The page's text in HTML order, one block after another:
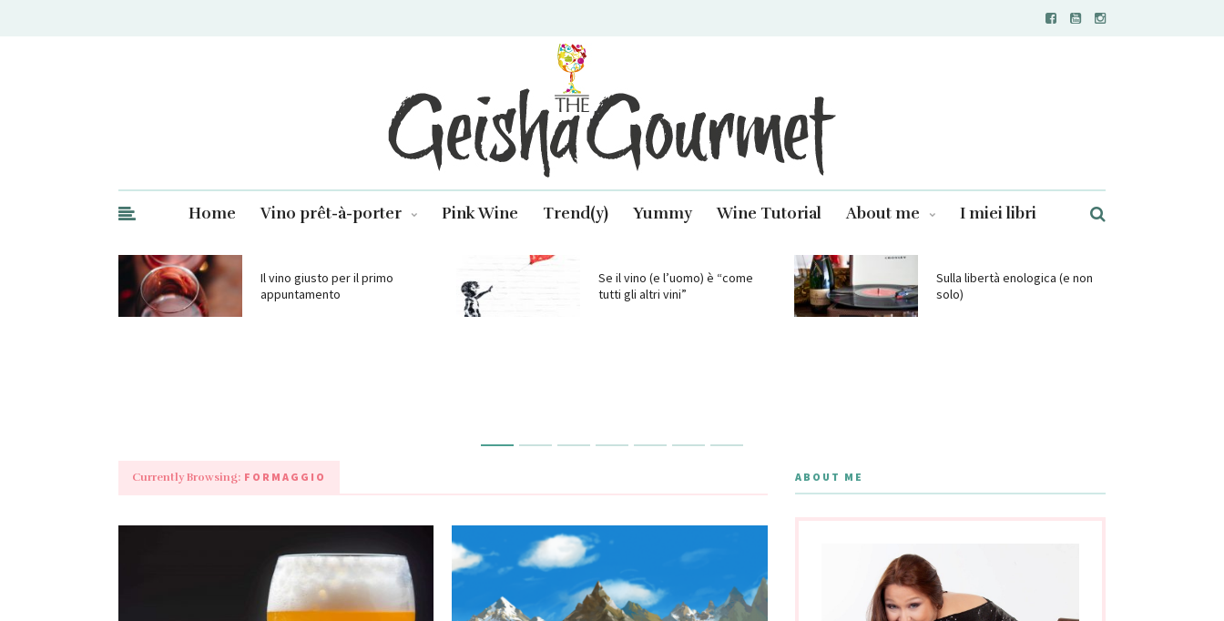
Home Vino prêt-à-porter Pink Wine Trend(y) Yummy Wine Tutorial About me I miei libri
Il vino giusto per il primo
appuntamento
Se il vino (e l’uomo) è “come
tutti gli altri vini”
Sulla libertà enologica (e non
solo)
Currently Browsing: FORMAGGIO ABOUT ME